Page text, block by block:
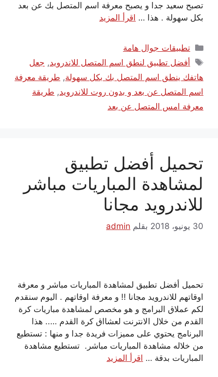
تصبح سعيد جدا و يصبح معرفة اسم المتصل بك عن بعد
بكل سهولة . هذا … اقرأ المزيد
التصنيفات
تطبيقات جوال هامة
الوسوم
أفضل تطبيق لنطق اسم المتصل للاندرويد, جعل
هاتفك ينطق اسم المتصل بك بكل سهولة, طريقة معرفة
اسم المتصل عن بعد و بدون روت للاندرويد, طريقة
معرفة امس المتصل عن بعد
تحميل أفضل تطبيق
لمشاهدة المباريات مباشر
للاندرويد مجانا
30 يونيو، 2018 بقلم admin
تحميل أفضل تطبيق لمشاهدة المباريات مباشر و معرفة
اوقاتهم للاندرويد مجانا !! و معرفة اوقاتهم . اليوم سنقدم
لكم عملاق البرامج و هو مخصص لمشاهدة مباريات كرة
القدم من خلال الانترنت لعشااق كرة القدم ….. هذا
البرنامج يحتوي على مميزات فريدة جدا و منها : تستطيع
من خلاله مشاهدة المباريات مباشر. تستطيع مشاهدة
المباريات بدقة … اقرأ المزيد